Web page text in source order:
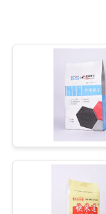
POLICY